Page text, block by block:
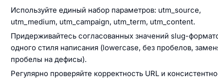
Используйте единый набор параметров: utm_source,
utm_medium, utm_campaign, utm_term, utm_content.
Придерживайтесь согласованных значений slug-
одного стиля написания (lowercase, без пробелов,
пробелы на дефисы).
Регулярно проверяйте корректность URL и